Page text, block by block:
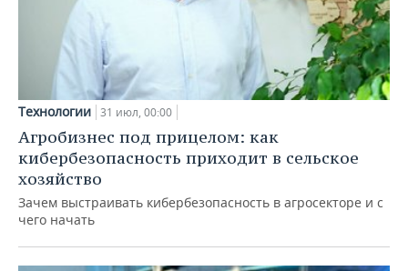
Технологии 31 июл, 00:00
Агробизнес под прицелом: как
кибербезопасность приходит в сельское
хозяйство
Зачем выстраивать кибербезопасность в агросекторе и с
чего начать